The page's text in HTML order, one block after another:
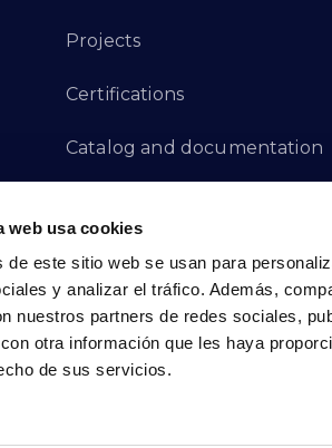
web usa cookies
de este sitio web se usan para
y analizar el tráfico. Además,
nuestros partners de redes sociales,
otra información que les haya
de sus servicios.
Projects
Certifications
Catalog and documentation
Complaints Channel
Contact